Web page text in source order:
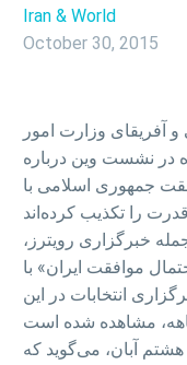
Iran & World
October 30, 2015
آفریقای وزارت امور
در نشست وین درباره
جمهوری اسلامی با
خبرگزاری رویترز،
موافقت ایران» با
انتخابات در این
آبان، می‌گوید که